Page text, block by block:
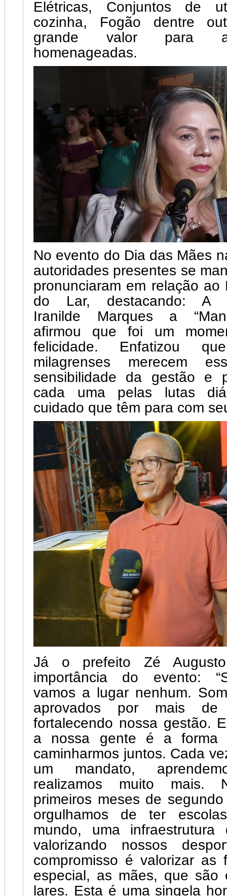
Elétricas, Conjuntos de
cozinha, Fogão dentre
grande valor para
homenageadas.
No evento do Dia das Mães
autoridades presentes se
pronunciaram em relação ao
do Lar, destacando: A
Iranilde Marques a
afirmou que foi um
felicidade. Enfatizou
milagrenses merecem
sensibilidade da gestão e
cada uma pelas lutas
cuidado que têm para com
Já o prefeito Zé
importância do evento:
vamos a lugar nenhum.
aprovados por mais
fortalecendo nossa gestão.
a nossa gente é a forma
caminharmos juntos. Cada
um mandato,
realizamos muito mais.
primeiros meses de
orgulhamos de ter
mundo, uma infraestrutura
valorizando nossos
compromisso é valorizar as
especial, as mães, que são
lares. Esta é uma singela